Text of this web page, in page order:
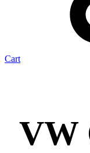
Cart
VW